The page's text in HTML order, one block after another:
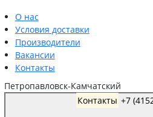
О нас
Условия доставки
Производители
Вакансии
Контакты
Петропавловск-Камчатский
Контакты